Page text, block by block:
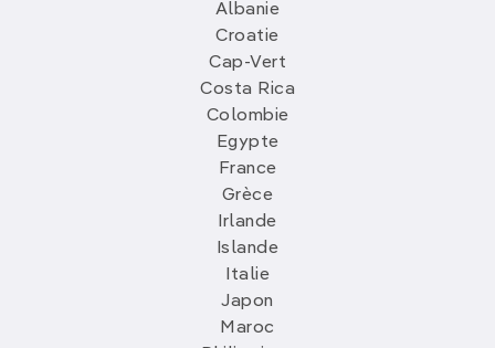
Albanie
Croatie
Cap-Vert
Costa Rica
Colombie
Egypte
France
Grèce
Irlande
Islande
Italie
Japon
Maroc